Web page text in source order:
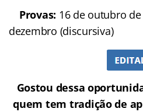
Provas: 16 de outubro
dezembro (discursiva)
Gostou dessa
quem tem tradição de